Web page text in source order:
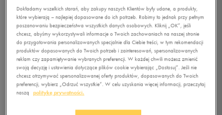
UMBRO SPODNIE BLAIR II
5.0
59,99zł-35%(cena bezpośrednio przed promocją)
51,99zł-25%(najniższa cena z 30 dni przed obniżką)
38,99zł z Vat
+ 300 PKT WKLUBIE 50 STYLE
Dokładamy wszelkich starań, aby zakupy naszych Klientów były udane, a produkty,
które wybierają – najlepiej dopasowane do ich potrzeb. Robimy to jednak przy pełnym
poszanowaniu bezpieczeństwa wszystkich danych osobowych. Kliknij „OK”, jeśli
chcesz, abyśmy wykorzystywali informacje o Twoich zachowaniach na naszej stronie
do przygotowania personalizowanych specjalnie dla Ciebie treści, w tym rekomendacji
produktów dopasowanych do Twoich potrzeb i zainteresowań, spersonalizowanych
reklam czy zapamiętywanie wybranych preferencji. W każdej chwili możesz zmienić
swoją decyzję i ustawienia dotyczące plików cookie wybierając „Dostosuj”. Jeśli nie
chcesz otrzymywać spersonalizowanej oferty produktów, dopasowanych do Twoich
preferencji, wybierz „Odrzuć wszystkie”. W celu uzyskania więcej informacji, przeczytaj
naszą
politykę prywatności.